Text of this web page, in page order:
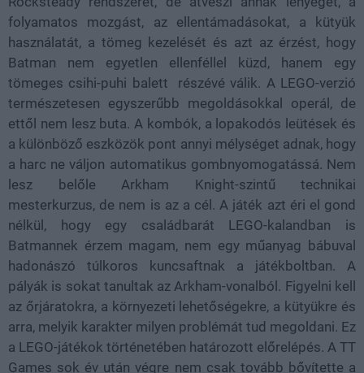
folyamatos mozgást, az ellentámadásokat, a kütyük
használatát, a tömeg kezelését és azt az érzést, hogy
Batman nem egyetlen ellenféllel küzd, hanem egy
tömeges csihi-puhi balett részévé válik. A LEGO-verzió
természetesen egyszerűbb megoldásokkal operál, de
ettől nem lesz buta. A kombók, a lopakodós leütések és
a különböző eszközök pont annyi mélységet adnak, hogy
a harc ne váljon automatikus gombnyomogatássá. Nem
lesz belőle Arkham Knight-szintű technikai
mesterkurzus, de nem is az a cél. A játék azt éri el gond
nélkül, hogy egy családbarát LEGO-kalandban is
Batmannek érzem magam, nem egy műanyag bábuval
hadonászó túlkoros kuncsaftnak a játékboltban. A
pályák is sokat tanultak az Arkham-vonalból. Figyelni kell
az őrjáratokra, a környezeti lehetőségekre, a kütyükre és
arra, melyik karakter milyen problémát tud megoldani. Ez
a LEGO-játékok történetében határozott előrelépés. A TT
Games sok év után végre nem csak tovább bővítette a